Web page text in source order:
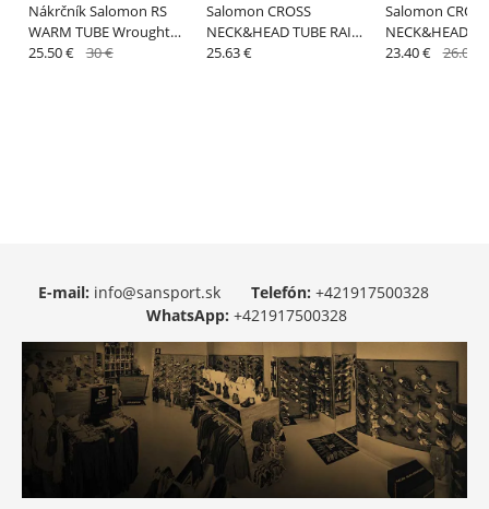
Nákrčník Salomon RS
WARM TUBE Wrought
Iron / Deep Black
25.50 € 30 €
Salomon CROSS
NECK&HEAD TUBE RAINY
DAY
25.63 €
Salomon CROSS
NECK&HEAD
DAY
23.40 € 26.00 €
E-mail: info@sansport.sk Telefón: +421917500328
WhatsApp: +421917500328